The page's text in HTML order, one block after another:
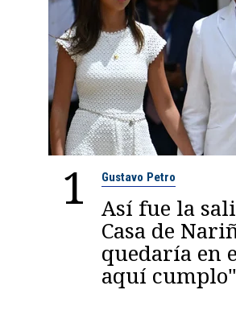
1 Gustavo Petro
Así fue la
Casa de
quedaría en
aquí cumplo"